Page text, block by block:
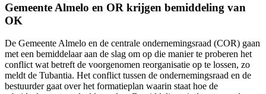
Gemeente Almelo en OR krijgen bemiddeling van
OK
De Gemeente Almelo en de centrale ondernemingsraad (COR) gaan
met een bemiddelaar aan de slag om op die manier te proberen het
conflict wat betreft de voorgenomen reorganisatie op te lossen, zo
meldt de Tubantia. Het conflict tussen de ondernemingsraad en de
bestuurder gaat over het formatieplan waarin staat hoe de